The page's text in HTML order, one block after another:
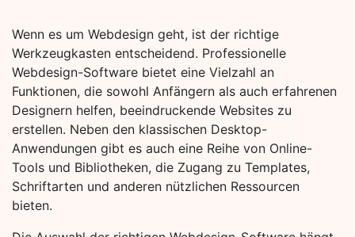
Wenn es um Webdesign geht, ist der richtige
Werkzeugkasten entscheidend. Professionelle
Webdesign-Software bietet eine Vielzahl an
Funktionen, die sowohl Anfängern als auch erfahrenen
Designern helfen, beeindruckende Websites zu
erstellen. Neben den klassischen Desktop-
Anwendungen gibt es auch eine Reihe von Online-
Tools und Bibliotheken, die Zugang zu Templates,
Schriftarten und anderen nützlichen Ressourcen
bieten.